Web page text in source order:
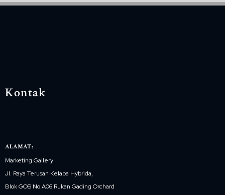
Kontak
ALAMAT:
Marketing Gallery
Jl. Raya Terusan Kelapa Hybrida,
Blok GOS No.A06 Rukan Gading Orchard